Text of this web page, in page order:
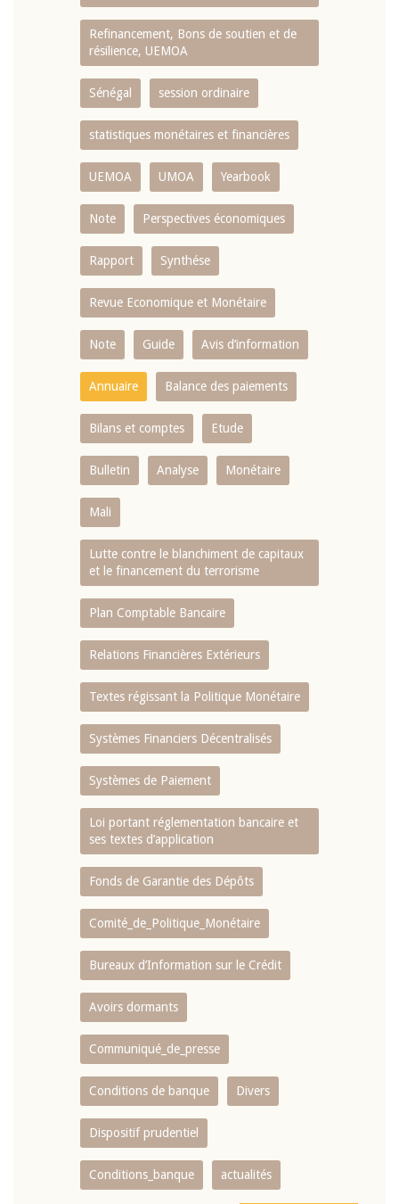
Refinancement, Bons de soutien et de
résilience, UEMOA
Sénégal session ordinaire
statistiques monétaires et financières
UEMOA UMOA Yearbook
Note Perspectives économiques
Rapport Synthése
Revue Economique et Monétaire
Note Guide Avis d’information
Annuaire Balance des paiements
Bilans et comptes Etude
Bulletin Analyse Monétaire
Mali
Lutte contre le blanchiment de capitaux
et le financement du terrorisme
Plan Comptable Bancaire
Relations Financières Extérieurs
Textes régissant la Politique Monétaire
Systèmes Financiers Décentralisés
Systèmes de Paiement
Loi portant réglementation bancaire et
ses textes d’application
Fonds de Garantie des Dépôts
Comité_de_Politique_Monétaire
Bureaux d’Information sur le Crédit
Avoirs dormants
Communiqué_de_presse
Conditions de banque Divers
Dispositif prudentiel
Conditions_banque actualités